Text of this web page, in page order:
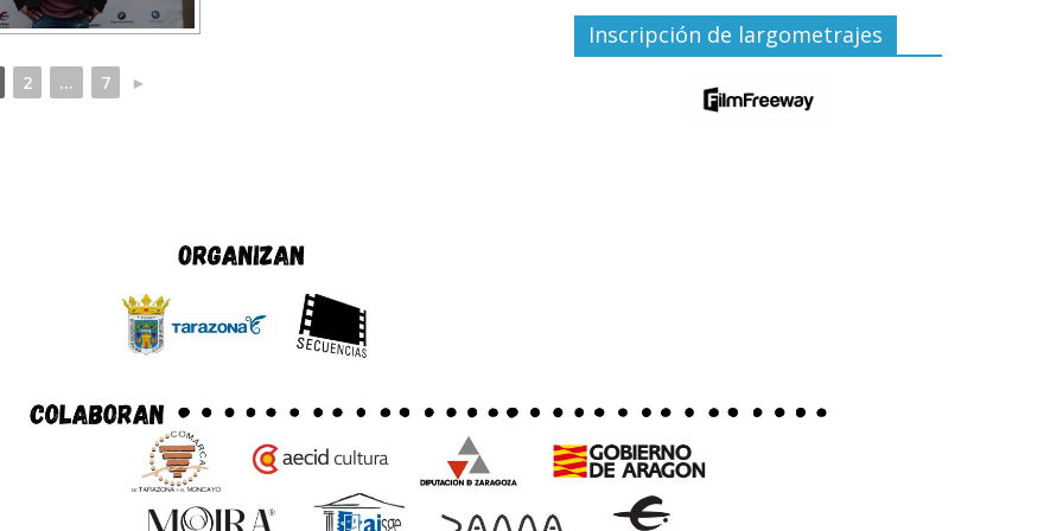
2 ... 7 ►
Inscripción de largometrajes